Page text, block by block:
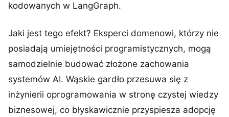
kodowanych w LangGraph.
Jaki jest tego efekt? Eksperci domenowi, którzy nie
posiadają umiejętności programistycznych, mogą
samodzielnie budować złożone zachowania
systemów AI. Wąskie gardło przesuwa się z
inżynierii oprogramowania w stronę czystej wiedzy
biznesowej, co błyskawicznie przyspiesza adopcję